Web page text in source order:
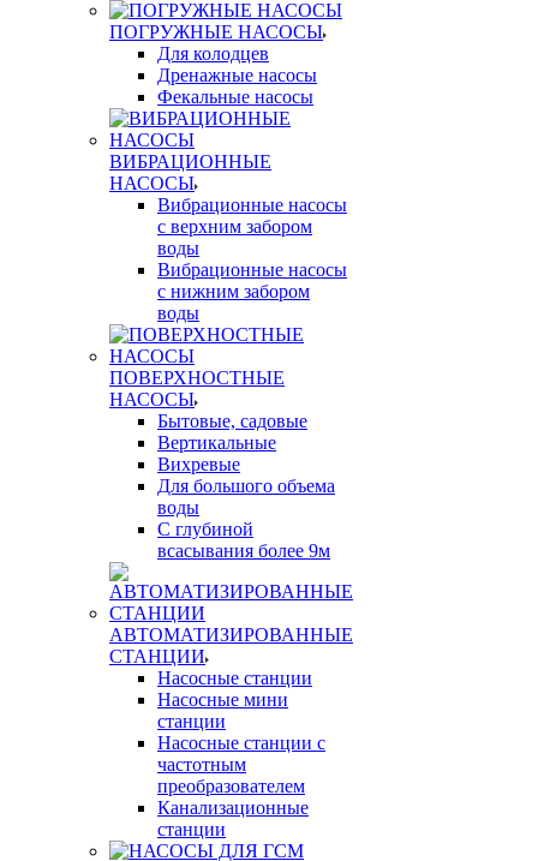
ПОГРУЖНЫЕ НАСОСЫ
Для колодцев
Дренажные насосы
Фекальные насосы
ВИБРАЦИОННЫЕ
НАСОСЫ
Вибрационные насосы
с верхним забором
воды
Вибрационные насосы
с нижним забором
воды
ПОВЕРХНОСТНЫЕ
НАСОСЫ
Бытовые, садовые
Вертикальные
Вихревые
Для большого объема
воды
С глубиной
всасывания более 9м
АВТОМАТИЗИРОВАННЫЕ
СТАНЦИИ
Насосные станции
Насосные мини
станции
Насосные станции с
частотным
преобразователем
Канализационные
станции